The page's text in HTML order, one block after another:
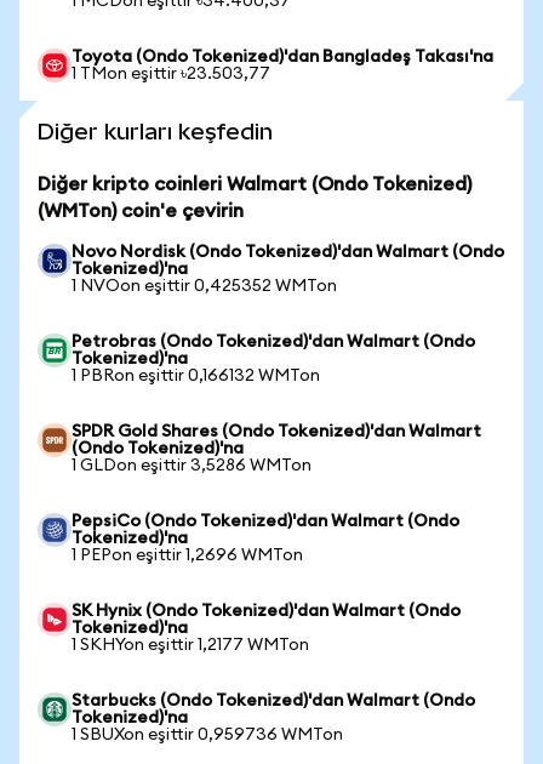
Toyota (Ondo Tokenized)'dan Bangladeş Takası'na
1 TMon eşittir ৳23.503,77
Diğer kurları keşfedin
Diğer kripto coinleri Walmart (Ondo Tokenized)
(WMTon) coin'e çevirin
Novo Nordisk (Ondo Tokenized)'dan Walmart (Ondo
Tokenized)'na
1 NVOon eşittir 0,425352 WMTon
Petrobras (Ondo Tokenized)'dan Walmart (Ondo
Tokenized)'na
1 PBRon eşittir 0,166132 WMTon
SPDR Gold Shares (Ondo Tokenized)'dan Walmart
(Ondo Tokenized)'na
1 GLDon eşittir 3,5286 WMTon
PepsiCo (Ondo Tokenized)'dan Walmart (Ondo
Tokenized)'na
1 PEPon eşittir 1,2696 WMTon
SK Hynix (Ondo Tokenized)'dan Walmart (Ondo
Tokenized)'na
1 SKHYon eşittir 1,2177 WMTon
Starbucks (Ondo Tokenized)'dan Walmart (Ondo
Tokenized)'na
1 SBUXon eşittir 0,959736 WMTon